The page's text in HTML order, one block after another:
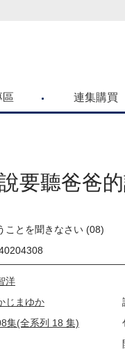
！
區 連集購買
要聽爸爸
ことを聞きなさい (08)
洋
じまゆか
集(全系列 18 集)